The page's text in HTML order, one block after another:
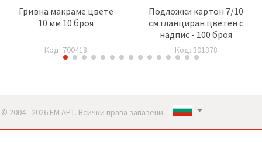
Гривна макраме цвете
10 мм 10 броя
Код: 700418
Подложки картон 7/10
см гланциран цветен с
надпис - 100 броя
Код: 301378
© 2004 - 2026 ЕМ АРТ. Всички права запазени..